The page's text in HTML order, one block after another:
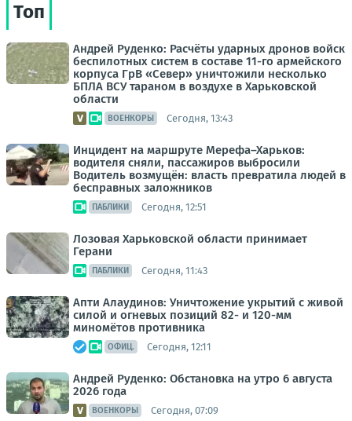
Топ
Андрей Руденко: Расчёты ударных дронов войск
беспилотных систем в составе 11-го армейского
корпуса ГрВ «Север» уничтожили несколько
БПЛА ВСУ тараном в воздухе в Харьковской
области
ВОЕНКОРЫ Сегодня, 13:43
Инцидент на маршруте Мерефа–Харьков:
водителя сняли, пассажиров выбросили
Водитель возмущён: власть превратила людей в
бесправных заложников
ПАБЛИКИ Сегодня, 12:51
Лозовая Харьковской области принимает
Герани
ПАБЛИКИ Сегодня, 11:43
Апти Алаудинов: Уничтожение укрытий с живой
силой и огневых позиций 82- и 120-мм
миномётов противника
ОФИЦ. Сегодня, 12:11
Андрей Руденко: Обстановка на утро 6 августа
2026 года
ВОЕНКОРЫ Сегодня, 07:09